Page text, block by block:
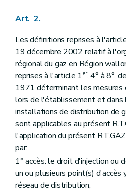
Art. 49
Section 1.2 Types de
Art. 50
Art. 51
Section 1.3
Art. 52
Art. 53
Art. 54
Art. 55
Art. 56
Art. 57
Section 1.4
Art. 60
Art. 61
Art. 2.
Les définitions reprises à
19 décembre 2002 relatif à
régional du gaz en Région
reprises à l'article 1er, 4° à 8°,
1971 déterminant les mesures
lors de l'établissement et
installations de distribution de
sont applicables au présent
l'application du présent
par:
1° accès: le droit d'injection ou
un ou plusieurs point(s)
réseau de distribution;